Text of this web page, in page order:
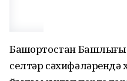
Башҡортостан
селтәр сәхифәләрендә